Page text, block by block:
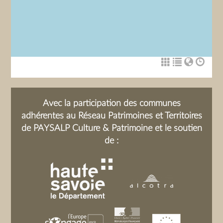
Avec la participation des communes
adhérentes au Réseau Patrimoines et Territoires
de PAYSALP Culture & Patrimoine et le soutien
de :